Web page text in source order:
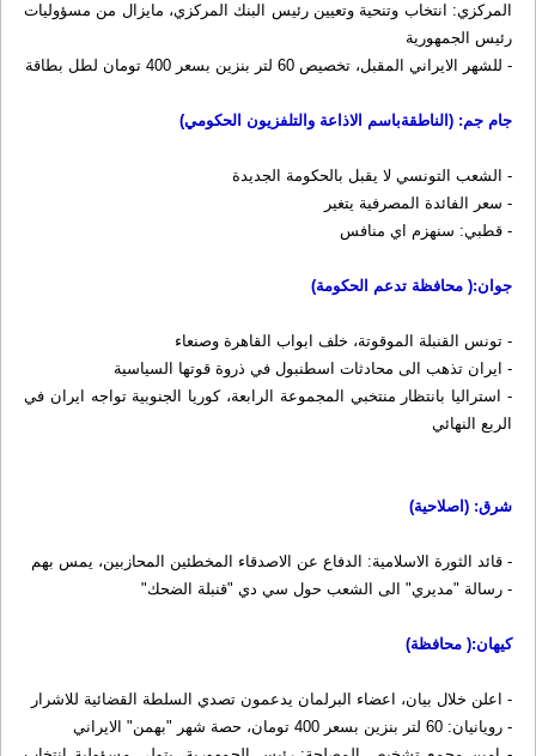
المركزي: انتخاب وتنحية وتعيين رئيس البنك المركزي، مايزال من مسؤوليات
رئيس الجمهورية
- للشهر الايراني المقبل، تخصيص 60 لتر بنزين بسعر 400 تومان لطل بطاقة
جام جم: (الناطقةباسم الاذاعة والتلفزیون الحکومي)
- الشعب التونسي لا يقبل بالحكومة الجديدة
- سعر الفائدة المصرفية يتغير
- قطبي: سنهزم اي منافس
جوان:( محافظة تدعم الحكومة)
- تونس القنبلة الموقوتة، خلف ابواب القاهرة وصنعاء
- ايران تذهب الى محادثات اسطنبول في ذروة قوتها السياسية
- استراليا بانتظار منتخبي المجموعة الرابعة، كوريا الجنوبية تواجه ايران في
الربع النهائي
شرق: (اصلاحية)
- قائد الثورة الاسلامية: الدفاع عن الاصدقاء المخطئين المحازبين، يمس بهم
- رسالة "مديري" الى الشعب حول سي دي "قنبلة الضحك"
كيهان:( محافظة)
- اعلن خلال بيان، اعضاء البرلمان يدعمون تصدي السلطة القضائية للاشرار
- رويانيان: 60 لتر بنزين بسعر 400 تومان، حصة شهر "بهمن" الايراني